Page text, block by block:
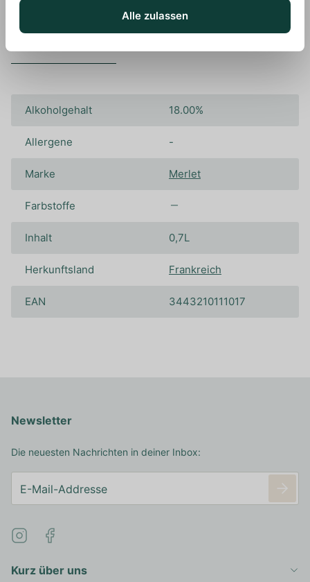
Alkoholgehalt 18.00%
Allergene -
Marke Merlet
Farbstoffe
Inhalt 0,7L
Herkunftsland Frankreich
EAN 3443210111017
Kurz über uns
Newsletter
Die neuesten Nachrichten in deiner Inbox:
Alle zulassen